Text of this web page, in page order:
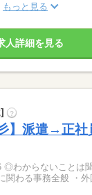
もっと見る
人詳細を見る
?
】派遣→正社
◎わからないことは
・外国特許年金管理 ・